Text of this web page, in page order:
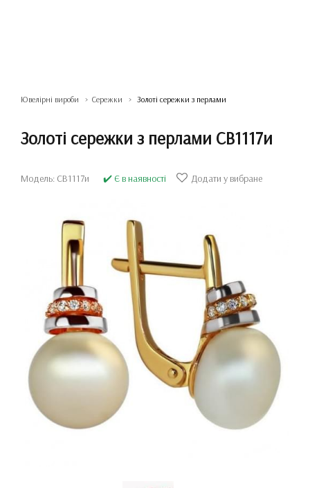
Ювелірні вироби Сережки Золоті сережки з перлами
Золоті сережки з перлами СВ1117и
Модель: СВ1117и ✔️ Є в наявності Додати у вибране